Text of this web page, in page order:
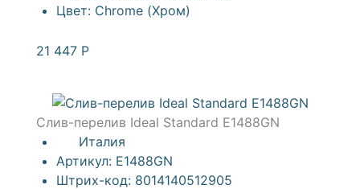
Цвет: Chrome (Хром)
21 447 Р
Слив-перелив Ideal Standard E1488GN
Италия
Артикул: E1488GN
Штрих-код: 8014140512905